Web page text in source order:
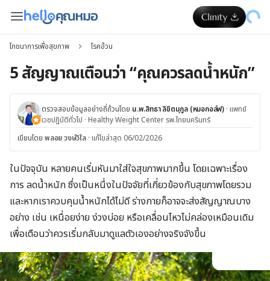
โภชนาการเพื่อสุขภาพ โรคอ้วน
5 สัญญาณเตือนว่า “คุณควรลดน้ำหนัก”
ตรวจสอบข้อมูลอย่างถี่ถ้วนโดย น.พ.สิทธา ลิขิตนุกูล (หมอกอล์ฟ) · แพทย์
เวชปฏิบัติทั่วไป · Healthy Weight Center รพ.ไทยนครินทร์
เขียนโดย พลอย วงษ์วิไล · แก้ไขล่าสุด 06/02/2026
ในปัจจุบัน หลายคนเริ่มหันมาใส่ใจสุขภาพมากขึ้น โดยเฉพาะเรื่อง
การ ลดน้ำหนัก ซึ่งเป็นหนึ่งในปัจจัยที่เกี่ยวข้องกับสุขภาพโดยรวม
และหากเราควบคุมน้ำหนักได้ไม่ดี ร่างกายก็อาจจะส่งสัญญาณบาง
อย่าง เช่น เหนื่อยง่าย ง่วงบ่อย หรือเคลื่อนไหวไม่คล่องเหมือนเดิม
เพื่อเตือนว่าควรเริ่มกลับมาดูแลตัวเองอย่างจริงจังขึ้น